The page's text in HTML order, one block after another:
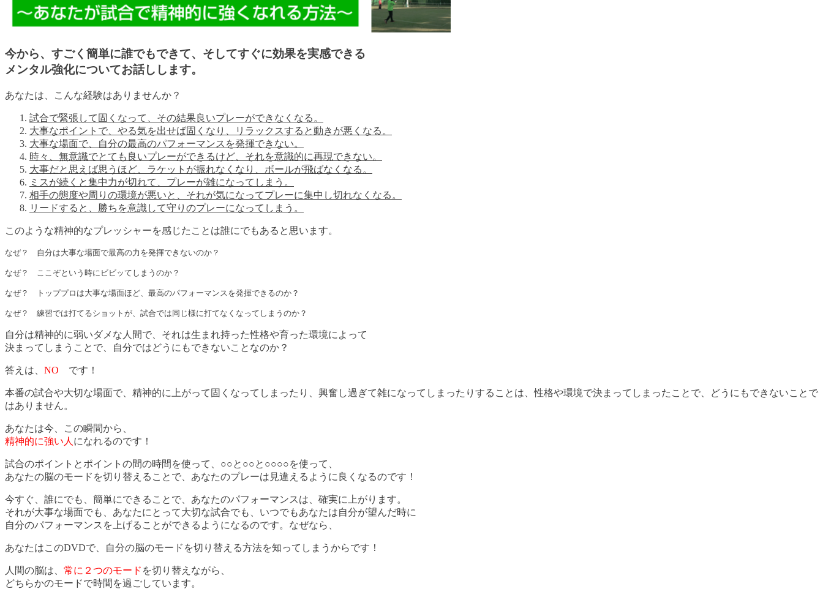
今から、すごく簡単に誰でもできて、そしてすぐに効果を実感できる
メンタル強化についてお話しします。
あなたは、こんな経験はありませんか？
試合で緊張して固くなって、その結果良いプレーができなくなる。
大事なポイントで、やる気を出せば固くなり、リラックスすると動きが悪くなる。
大事な場面で、自分の最高のパフォーマンスを発揮できない。
時々、無意識でとても良いプレーができるけど、それを意識的に再現できない。
大事だと思えば思うほど、ラケットが振れなくなり、ボールが飛ばなくなる。
ミスが続くと集中力が切れて、プレーが雑になってしまう。
相手の態度や周りの環境が悪いと、それが気になってプレーに集中し切れなくなる。
リードすると、勝ちを意識して守りのプレーになってしまう。
このような精神的なプレッシャーを感じたことは誰にでもあると思います。
なぜ？　自分は大事な場面で最高の力を発揮できないのか？
なぜ？　ここぞという時にビビッてしまうのか？
なぜ？　トッププロは大事な場面ほど、最高のパフォーマンスを発揮できるのか？
なぜ？　練習では打てるショットが、試合では同じ様に打てなくなってしまうのか？
自分は精神的に弱いダメな人間で、それは生まれ持った性格や育った環境によって
決まってしまうことで、自分ではどうにもできないことなのか？
答えは、 NO です！
本番の試合や大切な場面で、精神的に上がって固くなってしまったり、興奮し過ぎて雑になってしまったりすることは、性格や環境で決まってしまったことで、どうにもできないことで
はありません。
あなたは今、この瞬間から、
精神的に強い人 になれるのです！
試合のポイントとポイントの間の時間を使って、○○と○○と○○○○を使って、
あなたの脳のモードを切り替えることで、あなたのプレーは見違えるように良くなるのです！
今すぐ、誰にでも、簡単にできることで、あなたのパフォーマンスは、確実に上がります。
それが大事な場面でも、あなたにとって大切な試合でも、いつでもあなたは自分が望んだ時に
自分のパフォーマンスを上げることができるようになるのです。なぜなら、
あなたはこのDVDで、自分の脳のモードを切り替える方法を知ってしまうからです！
人間の脳は、 常に２つのモード を切り替えながら、
どちらかのモードで時間を過ごしています。